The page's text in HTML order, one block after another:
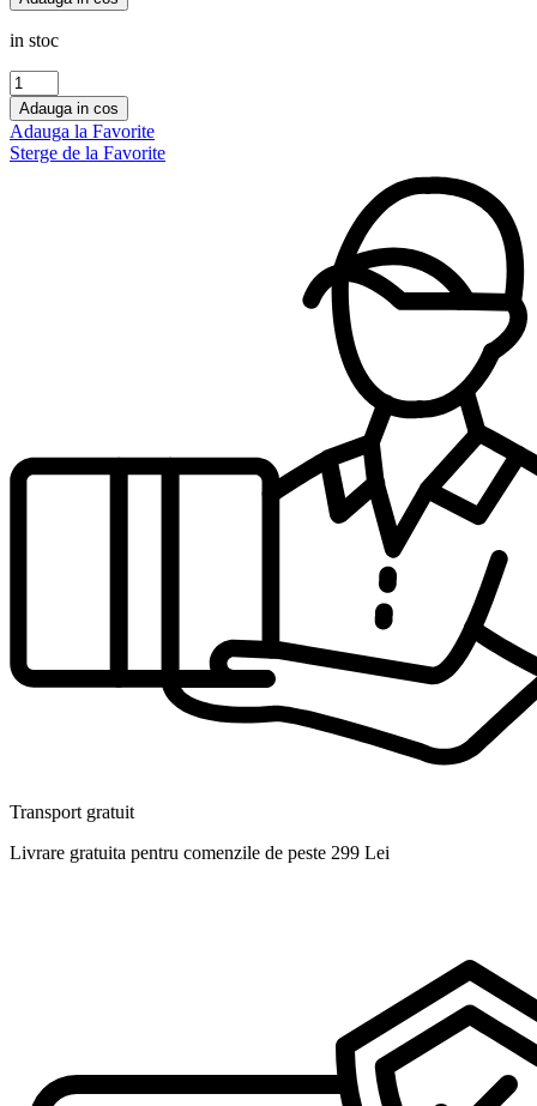
Maison
Alhambra
ml,femei
in stoc
Cantitate
HAYAATI
WOMEN
Zaafaran
100
Adauga in cos
Adauga la Favorite
Sterge de la Favorite
Transport gratuit
Livrare gratuita pentru comenzile de peste 299 Lei